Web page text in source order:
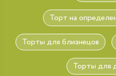
Торт на
Торты для близнецов
Торты для